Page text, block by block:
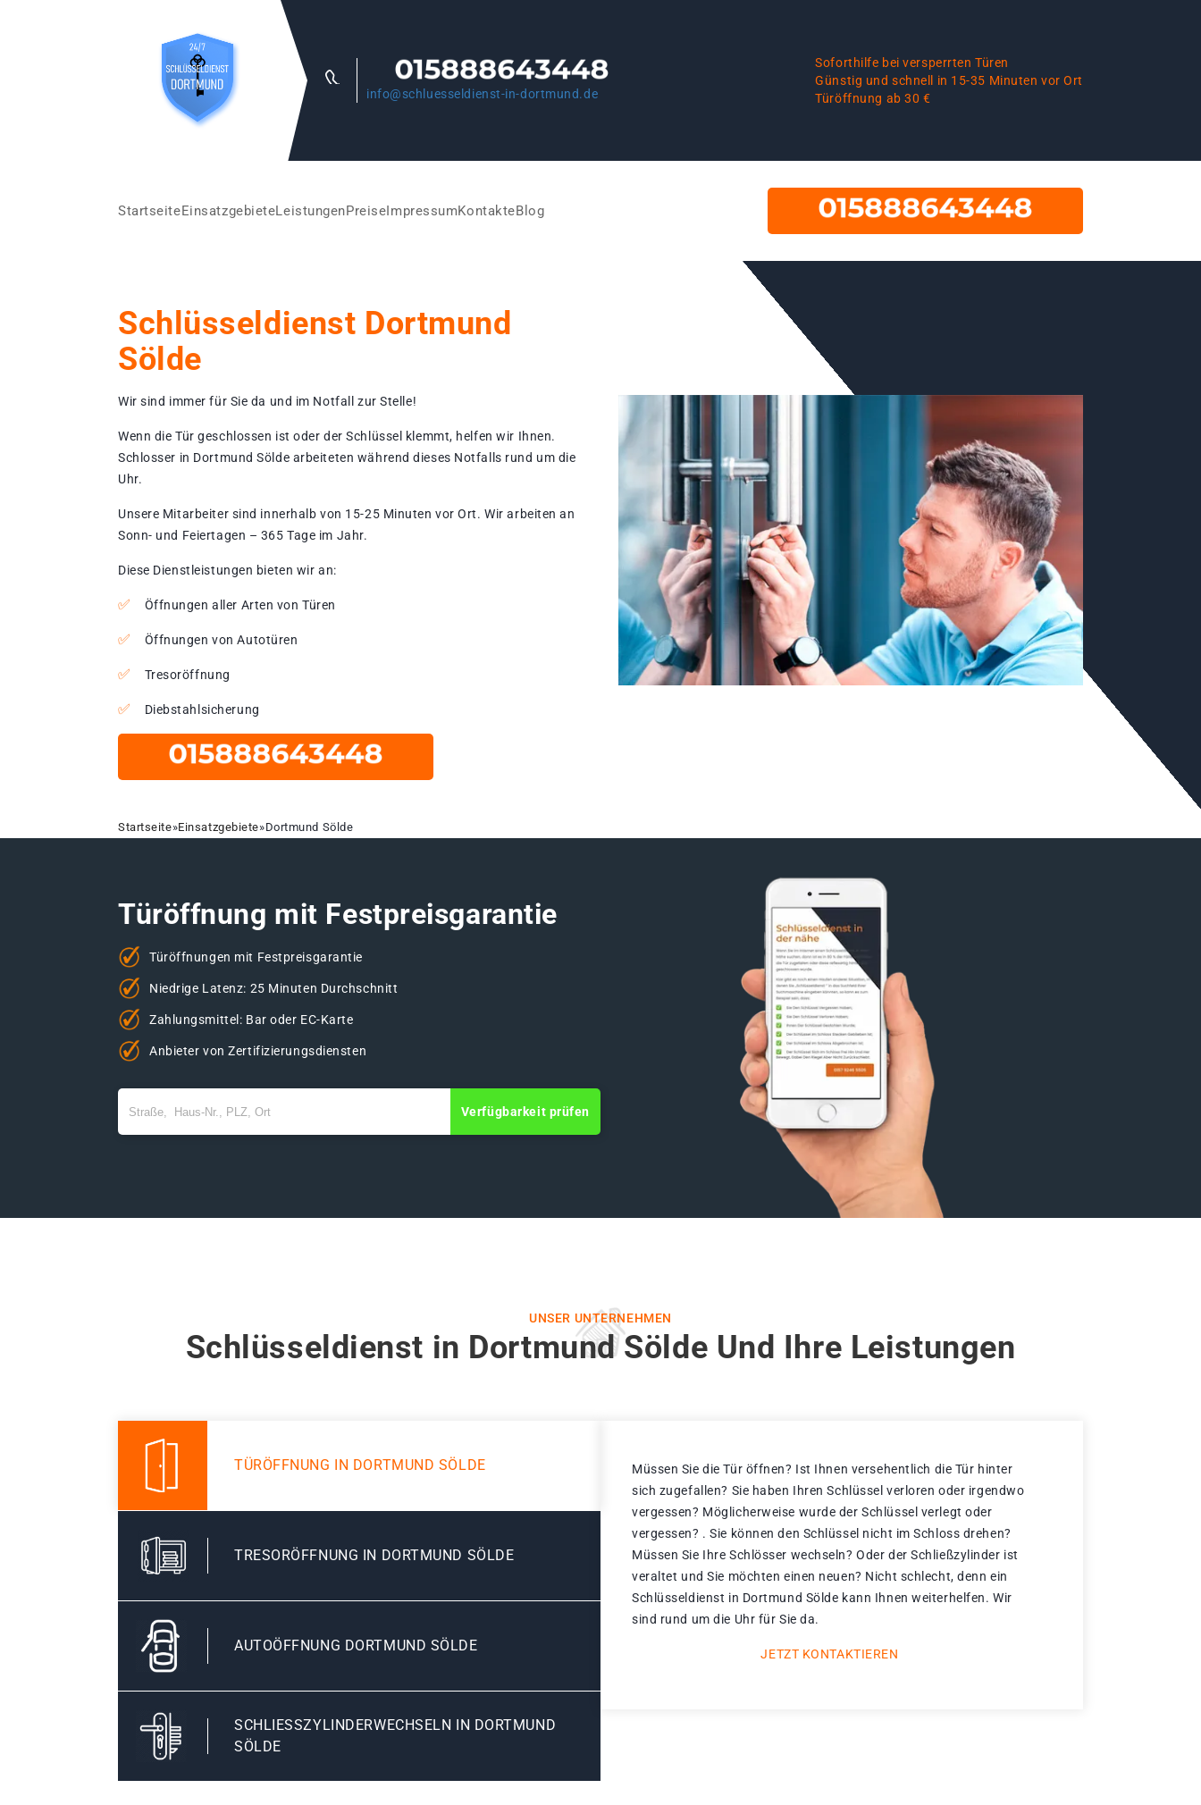
info@schluesseldienst-in-dortmund.de
Soforthilfe bei versperrten Türen
Günstig und schnell in 15-35 Minuten vor Ort
Türöffnung ab 30 €
StartseiteEinsatzgebieteLeistungenPreiseImpressumKontakteBlog
Schlüsseldienst Dortmund
Sölde
Wir sind immer für Sie da und im Notfall zur Stelle!
Wenn die Tür geschlossen ist oder der Schlüssel klemmt, helfen wir Ihnen.
Schlosser in Dortmund Sölde arbeiteten während dieses Notfalls rund um die
Uhr.
Unsere Mitarbeiter sind innerhalb von 15-25 Minuten vor Ort. Wir arbeiten an
Sonn- und Feiertagen – 365 Tage im Jahr.
Diese Dienstleistungen bieten wir an:
Öffnungen aller Arten von Türen
Öffnungen von Autotüren
Tresoröffnung
Diebstahlsicherung
Startseite»Einsatzgebiete»Dortmund Sölde
Türöffnung mit Festpreisgarantie
Türöffnungen mit Festpreisgarantie
Niedrige Latenz: 25 Minuten Durchschnitt
Zahlungsmittel: Bar oder EC-Karte
Anbieter von Zertifizierungsdiensten
Verfügbarkeit prüfen
UNSER UNTERNEHMEN
Schlüsseldienst in Dortmund Sölde Und Ihre Leistungen
TÜRÖFFNUNG IN DORTMUND SÖLDE
TRESORÖFFNUNG IN DORTMUND SÖLDE
AUTOÖFFNUNG DORTMUND SÖLDE
SCHLIESSZYLINDERWECHSELN IN DORTMUND S
ÖLDE
Müssen Sie die Tür öffnen? Ist Ihnen versehentlich die Tür hinter
sich zugefallen? Sie haben Ihren Schlüssel verloren oder irgendwo
vergessen? Möglicherweise wurde der Schlüssel verlegt oder
vergessen? . Sie können den Schlüssel nicht im Schloss drehen?
Müssen Sie Ihre Schlösser wechseln? Oder der Schließzylinder ist
veraltet und Sie möchten einen neuen? Nicht schlecht, denn ein
Schlüsseldienst in Dortmund Sölde kann Ihnen weiterhelfen. Wir
sind rund um die Uhr für Sie da.
JETZT KONTAKTIEREN